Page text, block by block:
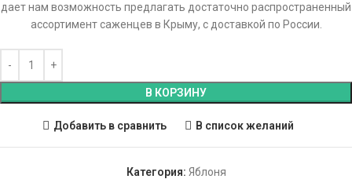
дает нам возможность предлагать достаточно распространенный
ассортимент саженцев в Крыму, с доставкой по России.
В КОРЗИНУ
Добавить в сравнить В список желаний
Категория: Яблоня